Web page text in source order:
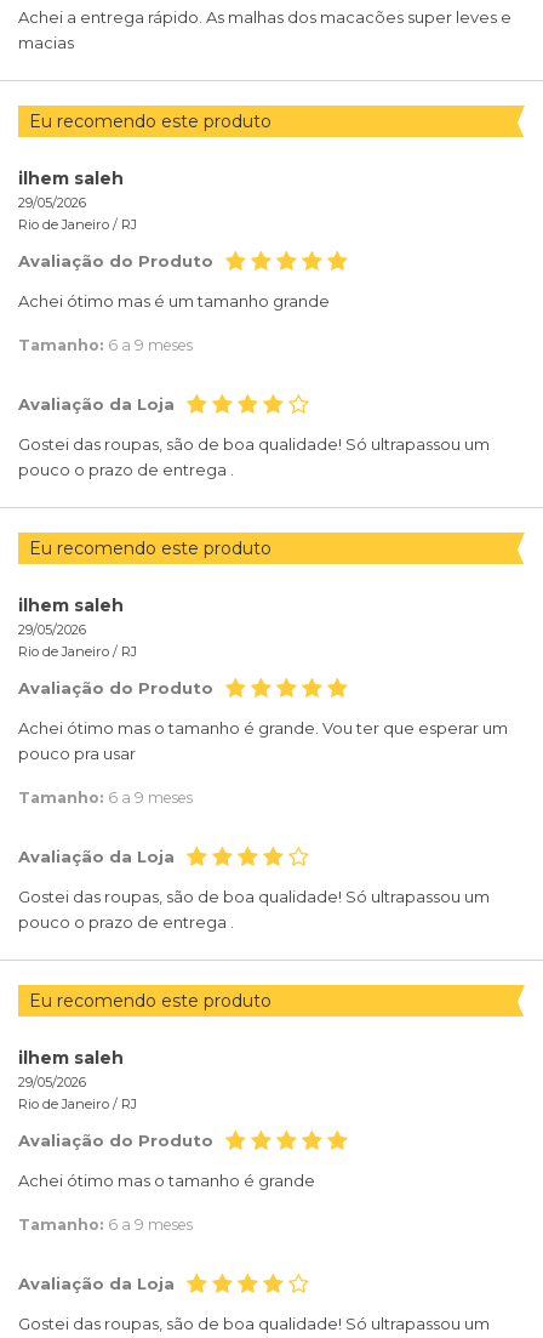
Achei a entrega rápido. As malhas dos macacões super leves e
macias
Eu recomendo este produto
ilhem saleh
29/05/2026
Rio de Janeiro / RJ
Avaliação do Produto
Achei ótimo mas é um tamanho grande
Tamanho: 6 a 9 meses
Avaliação da Loja
Gostei das roupas, são de boa qualidade! Só ultrapassou um
pouco o prazo de entrega .
Eu recomendo este produto
ilhem saleh
29/05/2026
Rio de Janeiro / RJ
Avaliação do Produto
Achei ótimo mas o tamanho é grande. Vou ter que esperar um
pouco pra usar
Tamanho: 6 a 9 meses
Avaliação da Loja
Gostei das roupas, são de boa qualidade! Só ultrapassou um
pouco o prazo de entrega .
Eu recomendo este produto
ilhem saleh
29/05/2026
Rio de Janeiro / RJ
Avaliação do Produto
Achei ótimo mas o tamanho é grande
Tamanho: 6 a 9 meses
Avaliação da Loja
Gostei das roupas, são de boa qualidade! Só ultrapassou um